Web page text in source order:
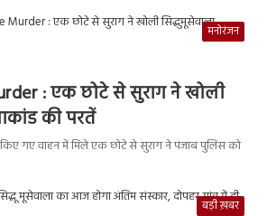
मनोरंजन
: एक छोटे से सुराग ने खोली
की परतें
किए गए वाहन में मिले एक छोटे से सुराग ने पंजाब पुलिस को
बड़ी ख़बर